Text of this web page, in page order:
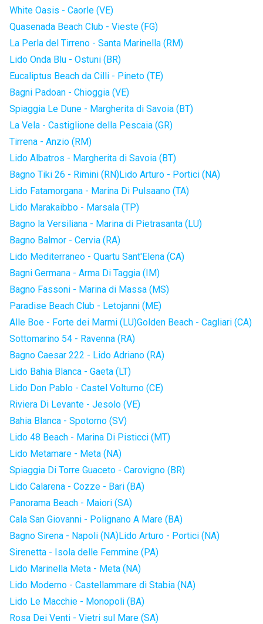
White Oasis - Caorle (VE)
Quasenada Beach Club - Vieste (FG)
La Perla del Tirreno - Santa Marinella (RM)
Lido Onda Blu - Ostuni (BR)
Eucaliptus Beach da Cilli - Pineto (TE)
Bagni Padoan - Chioggia (VE)
Spiaggia Le Dune - Margherita di Savoia (BT)
La Vela - Castiglione della Pescaia (GR)
Tirrena - Anzio (RM)
Lido Albatros - Margherita di Savoia (BT)
Bagno Tiki 26 - Rimini (RN)Lido Arturo - Portici (NA)
Lido Fatamorgana - Marina Di Pulsaano (TA)
Lido Marakaibbo - Marsala (TP)
Bagno la Versiliana - Marina di Pietrasanta (LU)
Bagno Balmor - Cervia (RA)
Lido Mediterraneo - Quartu Sant'Elena (CA)
Bagni Germana - Arma Di Taggia (IM)
Bagno Fassoni - Marina di Massa (MS)
Paradise Beach Club - Letojanni (ME)
Alle Boe - Forte dei Marmi (LU)Golden Beach - Cagliari (CA)
Sottomarino 54 - Ravenna (RA)
Bagno Caesar 222 - Lido Adriano (RA)
Lido Bahia Blanca - Gaeta (LT)
Lido Don Pablo - Castel Volturno (CE)
Riviera Di Levante - Jesolo (VE)
Bahia Blanca - Spotorno (SV)
Lido 48 Beach - Marina Di Pisticci (MT)
Lido Metamare - Meta (NA)
Spiaggia Di Torre Guaceto - Carovigno (BR)
Lido Calarena - Cozze - Bari (BA)
Panorama Beach - Maiori (SA)
Cala San Giovanni - Polignano A Mare (BA)
Bagno Sirena - Napoli (NA)Lido Arturo - Portici (NA)
Sirenetta - Isola delle Femmine (PA)
Lido Marinella Meta - Meta (NA)
Lido Moderno - Castellammare di Stabia (NA)
Lido Le Macchie - Monopoli (BA)
Rosa Dei Venti - Vietri sul Mare (SA)